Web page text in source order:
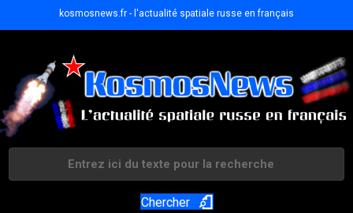
kosmosnews.fr - l'actualité spatiale russe en français
Chercher